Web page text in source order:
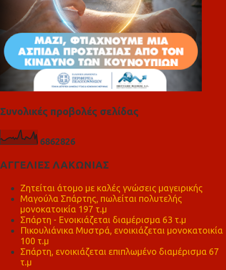
Συνολικές προβολές σελίδας
6862826
ΑΓΓΕΛΙΕΣ ΛΑΚΩΝΙΑΣ
Ζητείται άτομο με καλές γνώσεις μαγειρικής
Μαγούλα Σπάρτης, πωλείται πολυτελής
μονοκατοικία 197 τ.μ
Σπάρτη - Ενοικιάζεται διαμέρισμα 63 τ.μ
Πικουλιάνικα Μυστρά, ενοικιάζεται μονοκατοικία
100 τ.μ
Σπάρτη, ενοικιάζεται επιπλωμένο διαμέρισμα 67
τ.μ